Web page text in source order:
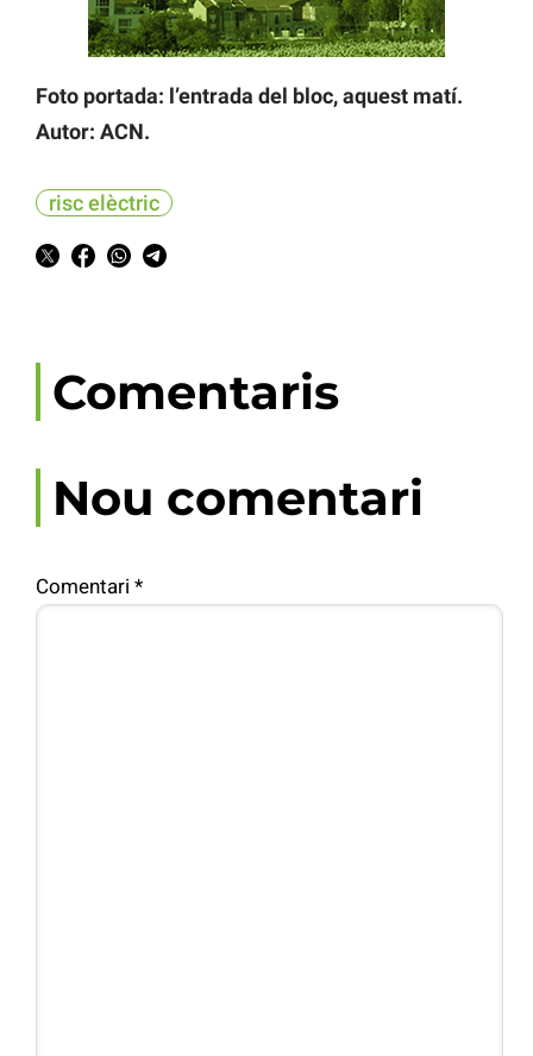
Foto portada: l’entrada del bloc, aquest matí.
Autor: ACN.
risc elèctric
Comentaris
Nou comentari
Comentari *